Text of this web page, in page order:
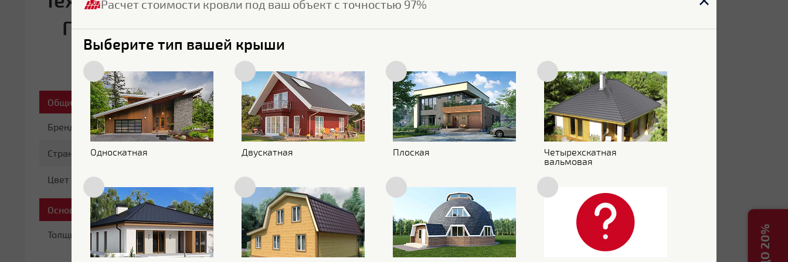
Гранд Лайн серии Кликфальц Fin 24 RAL 7024
640262
Общие характеристики
Бренд Grand Line
Страна бренда
Цвет
Характеристики поверхности
Покрытие Полиэстер
Основные характеристики
Толщина 0.5 мм
Размеры
Ширина общая 517 мм
Расчет стоимости кровли под ваш объект с точностью 97%
Выберите тип вашей крыши
Односкатная Двускатная Плоская
Четырехскатная
вальмовая